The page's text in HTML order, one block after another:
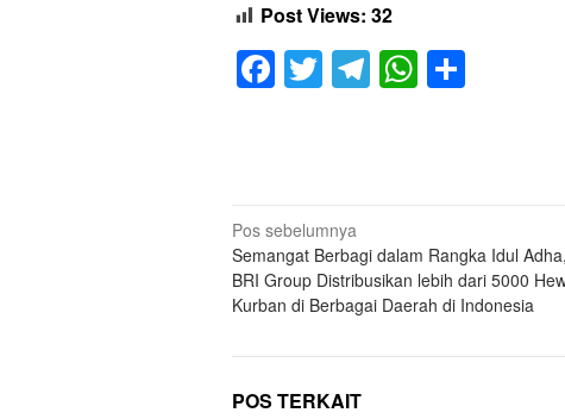
Post Views: 32
Facebook
Twitter
Telegram
WhatsApp
Navigasi
pos
Pos sebelumnya
Semangat Berbagi dalam Rangka Idul Adha,
BRI Group Distribusikan lebih dari 5000
Kurban di Berbagai Daerah di Indonesia
POS TERKAIT